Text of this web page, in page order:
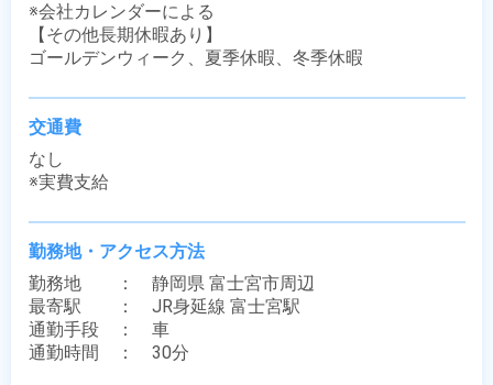
※会社カレンダーによる
【その他長期休暇あり】
ゴールデンウィーク、夏季休暇、冬季休暇
交通費
なし
※実費支給
勤務地・アクセス方法
勤務地　　：　静岡県 富士宮市周辺
最寄駅　　：　JR身延線 富士宮駅
通勤手段　：　車
通勤時間　：　30分